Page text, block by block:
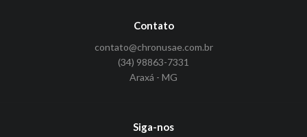
Contato
contato@chronusae.com.br
(34) 98863-7331
Araxá - MG
Siga-nos